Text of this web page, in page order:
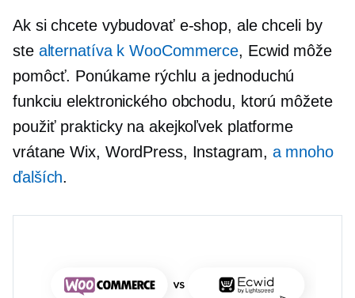
Ak si chcete vybudovať e-shop, ale chceli by
ste alternatíva k WooCommerce, Ecwid môže
pomôcť. Ponúkame rýchlu a jednoduchú
funkciu elektronického obchodu, ktorú môžete
použiť prakticky na akejkoľvek platforme
vrátane Wix, WordPress, Instagram, a mnoho
ďalších.